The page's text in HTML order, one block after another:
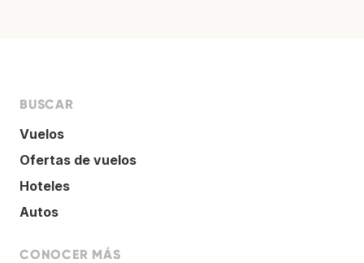
BUSCAR
Vuelos
Ofertas de vuelos
Hoteles
Autos
CONOCER MÁS